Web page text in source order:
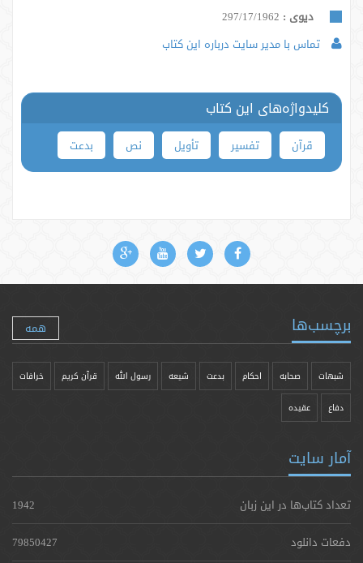
دیوی : 297/17/1962
تماس با مدیر سایت درباره این کتاب
کلیدواژه‌های این کتاب
قرآن تفسیر تأویل نص بدعت
برچسب‌ها همه
شبهات صحابه احکام بدعت شیعه رسول الله قرآن کریم خرافات
دفاع عقیده
آمار سایت
تعداد کتاب‌ها در این زبان
1942
دفعات دانلود
79850427